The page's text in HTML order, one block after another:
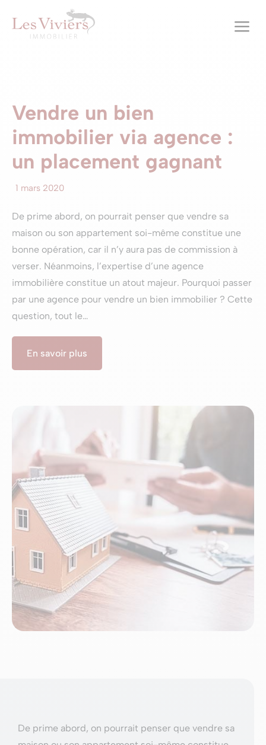
a
Vendre un bien
immobilier via agence :
un placement gagnant
1 mars 2020
De prime abord, on pourrait penser que vendre sa
maison ou son appartement soi-même constitue une
bonne opération, car il n’y aura pas de commission à
verser. Néanmoins, l’expertise d’une agence
immobilière constitue un atout majeur. Pourquoi passer
par une agence pour vendre un bien immobilier ? Cette
question, tout le…
En savoir plus
De prime abord, on pourrait penser que vendre sa